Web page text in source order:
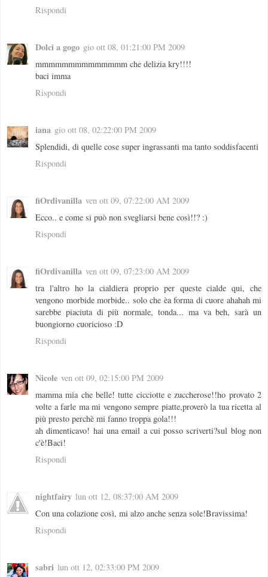
Rispondi
Dolci a gogo gio ott 08, 01:21:00 PM 2009
mmmmmmmmmmmmmm che delizia kry!!!!
baci imma
Rispondi
iana gio ott 08, 02:22:00 PM 2009
Splendidi, di quelle cose super ingrassanti ma tanto soddisfacenti
Rispondi
fiOrdivanilla ven ott 09, 07:22:00 AM 2009
Ecco.. e come si può non svegliarsi bene così!!? :)
Rispondi
fiOrdivanilla ven ott 09, 07:23:00 AM 2009
tra l'altro ho la cialdiera proprio per queste cialde qui, che
vengono morbide morbide.. solo che èa forma di cuore ahahah mi
sarebbe piaciuta di più normale, tonda... ma va beh, sarà un
buongiorno cuoricioso :D
Rispondi
Nicole ven ott 09, 02:15:00 PM 2009
mamma mia che belle! tutte cicciotte e zuccherose!!ho provato 2
volte a farle ma mi vengono sempre piatte,proverò la tua ricetta al
più presto perchè mi fanno troppa gola!!!
ah dimenticavo! hai una email a cui posso scriverti?sul blog non
c'è!Baci!
Rispondi
nightfairy lun ott 12, 08:37:00 AM 2009
Con una colazione così, mi alzo anche senza sole!Bravissima!
Rispondi
sabri lun ott 12, 02:33:00 PM 2009